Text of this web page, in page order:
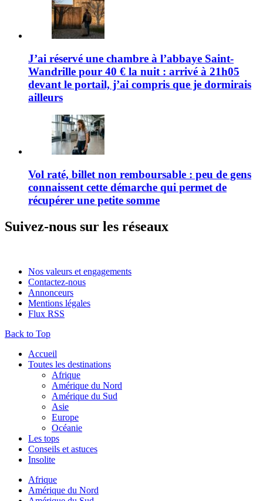
J’ai réservé une chambre à l’abbaye Saint-
Wandrille pour 40 € la nuit : arrivé à 21h05
devant le portail, j’ai compris que je dormirais
ailleurs
Vol raté, billet non remboursable : peu de gens
connaissent cette démarche qui permet de
récupérer une petite somme
Suivez-nous sur les réseaux
Nos valeurs et engagements
Contactez-nous
Annonceurs
Mentions légales
Flux RSS
Back to Top
Accueil
Toutes les destinations
Afrique
Amérique du Nord
Amérique du Sud
Asie
Europe
Océanie
Les tops
Conseils et astuces
Insolite
Afrique
Amérique du Nord